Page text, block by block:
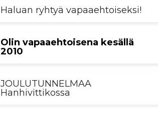
Haluan ryhtyä vapaaehtoiseksi!
Olin vapaaehtoisena kesällä
2010
JOULUTUNNELMAA
Hanhivittikossa